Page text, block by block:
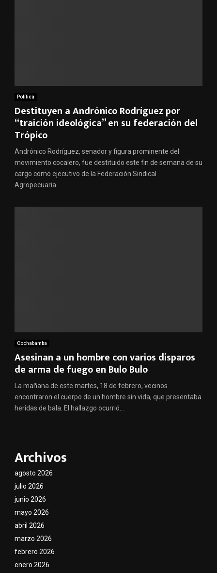
Política
Destituyen a Andrónico Rodríguez por
“traición ideológica” en su federación del
Trópico
Andrónico Rodríguez, senador y figura prominente del
movimiento cocalero, fue destituido este fin de semana de su
cargo como ejecutivo de la Federación Sindical
Agropecuaria...
Cochabamba
Asesinan a un hombre con varios disparos
de arma de fuego en Bulo Bulo
La mañana de este martes, 18 de febrero, vecinos
encontraron el cuerpo de un hombre sin vida, que presentaba
heridas de bala. El hallazgo ocurrió...
Archivos
agosto 2026
julio 2026
junio 2026
mayo 2026
abril 2026
marzo 2026
febrero 2026
enero 2026